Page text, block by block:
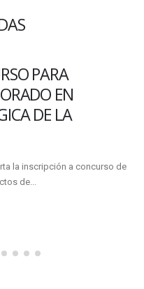
PARA
EN
DE LA
la inscripción a concurso de
de...